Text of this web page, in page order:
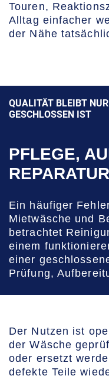
Touren,
Alltag einfacher
der Nähe
QUALITÄT BLEIBT
GESCHLOSSEN IST
PFLEGE,
Ein häufiger
Mietwäsche und
betrachtet
einem
einer
Prüfung,
Der Nutzen ist
der Wäsche
oder ersetzt
defekte Teile